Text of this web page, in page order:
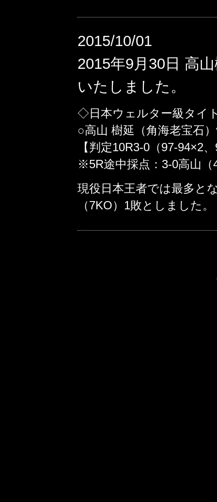
2015/10/01
2015年9月30日 高
いたしました。
◇日本ウェルター級タイ
○高山 樹延（角海老宝石
【判定10R3-0（97-94×2
※5R途中採点：3-0高山（
現役日本王者では最多と
（7KO）1敗としました。